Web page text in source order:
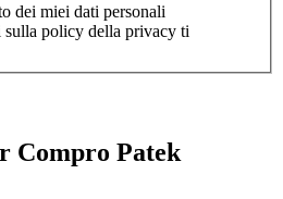
dei miei dati personali
policy della privacy ti
Compro Patek